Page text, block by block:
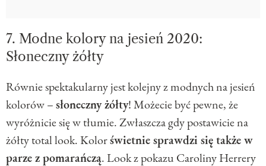
7. Modne kolory na jesień 2020:
Słoneczny żółty
Równie spektakularny jest kolejny z modnych na jesień
kolorów –słoneczny żółty! Możecie być pewne, że
wyróżnicie się w tłumie. Zwłaszcza gdy postawicie na
żółty total look. Kolorświetnie sprawdzi się także w
parze z pomarańczą. Look z pokazu Caroliny Herrery